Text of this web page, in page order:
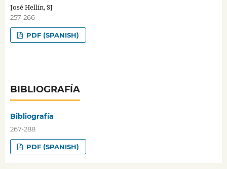
José Hellín, SJ
257-266
PDF (SPANISH)
BIBLIOGRAFÍA
Bibliografía
267-288
PDF (SPANISH)